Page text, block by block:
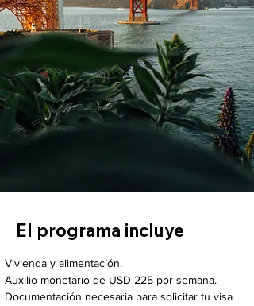
El programa incluye
Vivienda y alimentación.
Auxilio monetario de USD 225 por semana.
Documentación necesaria para solicitar tu visa